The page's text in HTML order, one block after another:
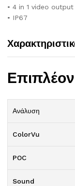
• 4 in 1 video
• IP67
Ανάλυση
ColorVu
POC
Sound